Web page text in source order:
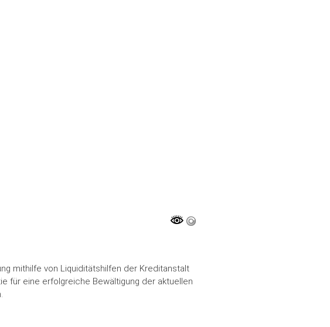
mithilfe von Liquiditätshilfen der Kreditanstalt
für eine erfolgreiche Bewältigung der aktuellen